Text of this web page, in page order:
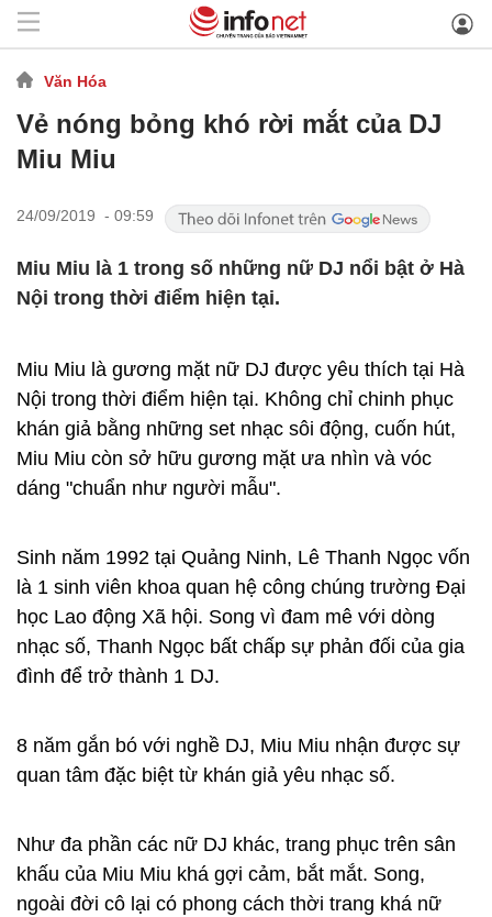
Văn Hóa
Vẻ nóng bỏng khó rời mắt của DJ
Miu Miu
24/09/2019 - 09:59
Miu Miu là 1 trong số những nữ DJ nổi bật ở Hà
Nội trong thời điểm hiện tại.
Miu Miu là gương mặt nữ DJ được yêu thích tại Hà
Nội trong thời điểm hiện tại. Không chỉ chinh phục
khán giả bằng những set nhạc sôi động, cuốn hút,
Miu Miu còn sở hữu gương mặt ưa nhìn và vóc
dáng "chuẩn như người mẫu".
Sinh năm 1992 tại Quảng Ninh, Lê Thanh Ngọc vốn
là 1 sinh viên khoa quan hệ công chúng trường Đại
học Lao động Xã hội. Song vì đam mê với dòng
nhạc số, Thanh Ngọc bất chấp sự phản đối của gia
đình để trở thành 1 DJ.
8 năm gắn bó với nghề DJ, Miu Miu nhận được sự
quan tâm đặc biệt từ khán giả yêu nhạc số.
Như đa phần các nữ DJ khác, trang phục trên sân
khấu của Miu Miu khá gợi cảm, bắt mắt. Song,
ngoài đời cô lại có phong cách thời trang khá nữ